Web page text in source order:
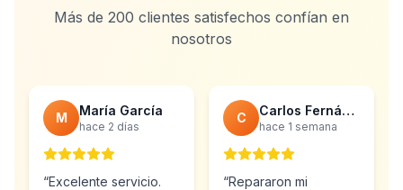
Más de 200 clientes satisfechos confían en
nosotros
M María García
hace 2 días
“Excelente servicio.
C Carlos Fernández
hace 1 semana
“Repararon mi